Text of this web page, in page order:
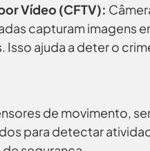
Vídeo (CFTV):
capturam imagens
Isso ajuda a deter o
de movimento,
para detectar